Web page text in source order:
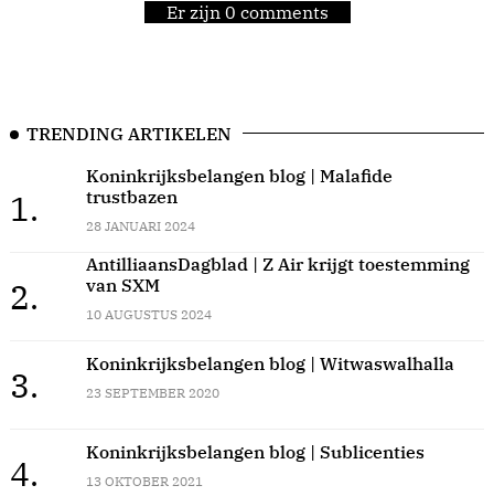
Er zijn 0 comments
TRENDING ARTIKELEN
1.
Koninkrijksbelangen blog | Malafide
trustbazen
28 JANUARI 2024
2.
AntilliaansDagblad | Z Air krijgt toestemming
van SXM
10 AUGUSTUS 2024
3.
Koninkrijksbelangen blog | Witwaswalhalla
23 SEPTEMBER 2020
4.
Koninkrijksbelangen blog | Sublicenties
13 OKTOBER 2021